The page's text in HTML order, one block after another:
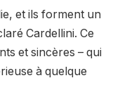
et ils forment un
Cardellini. Ce
et sincères – qui
à quelque